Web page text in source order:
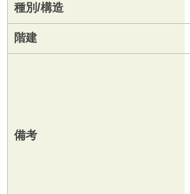
種別/構造
階建
備考